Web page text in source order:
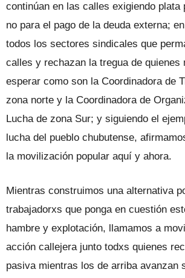
continúan en las calles exigiendo plata
no para el pago de la deuda externa;
todos los sectores sindicales que
calles y rechazan la tregua de quienes
esperar como son la Coordinadora de
zona norte y la Coordinadora de
Lucha de zona Sur; y siguiendo el
lucha del pueblo chubutense,
la movilización popular aquí y ahora.
Mientras construimos una alternativa
trabajadorxs que ponga en cuestión
hambre y explotación, llamamos a
acción callejera junto todxs quienes
pasiva mientras los de arriba avanzan